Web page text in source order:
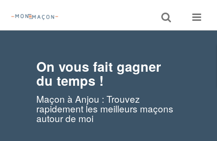
Toggle
search
Toggle
On vous fait gagner
du temps !
Maçon à Anjou : Trouvez
rapidement les meilleurs maçons
autour de moi